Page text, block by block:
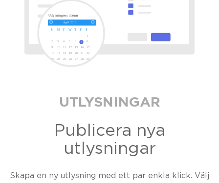
UTLYSNINGAR
Publicera nya
utlysningar
Skapa en ny utlysning med ett par enkla klick. Välj